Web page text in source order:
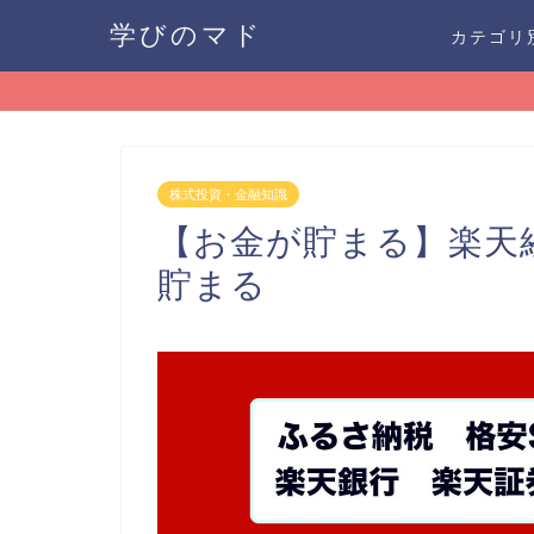
学びのマド カテゴ
株式投資・金融知識
【お金が貯まる】楽
貯まる